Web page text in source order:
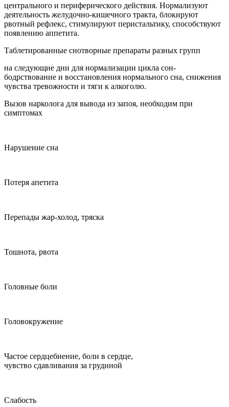
центрального и периферического действия. Нормализуют
деятельность желудочно-кишечного тракта, блокируют
рвотный рефлекс, стимулируют перистальтику, способствуют
появлению аппетита.
Таблетированные снотворные препараты разных групп
на следующие дни для нормализации цикла сон-
бодрствование и восстановления нормального сна, снижения
чувства тревожности и тяги к алкоголю.
Вызов нарколога для вывода из запоя, необходим при
симптомах
Нарушение сна
Потеря апетита
Перепады жар-холод, тряска
Тошнота, рвота
Головные боли
Головокружение
Частое сердцебиение, боли в сердце,
чувство сдавливания за грудиной
Слабость